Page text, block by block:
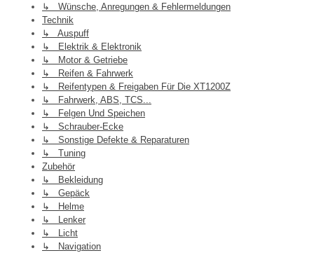
↳ Wünsche, Anregungen & Fehlermeldungen
Technik
↳ Auspuff
↳ Elektrik & Elektronik
↳ Motor & Getriebe
↳ Reifen & Fahrwerk
↳ Reifentypen & Freigaben Für Die XT1200Z
↳ Fahrwerk, ABS, TCS...
↳ Felgen Und Speichen
↳ Schrauber-Ecke
↳ Sonstige Defekte & Reparaturen
↳ Tuning
Zubehör
↳ Bekleidung
↳ Gepäck
↳ Helme
↳ Lenker
↳ Licht
↳ Navigation